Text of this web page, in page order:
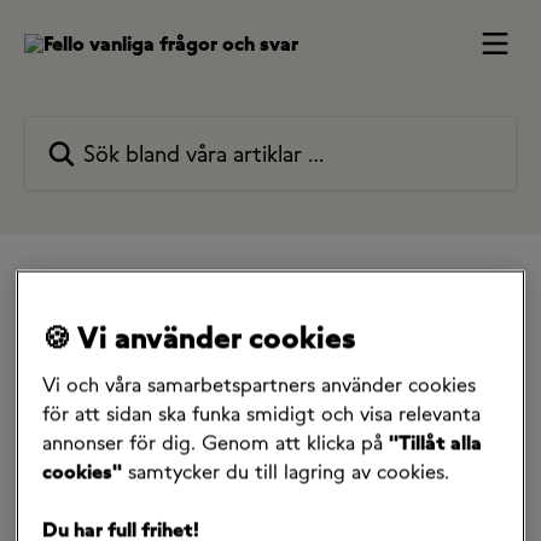
Har fello en fullmakt som
man kan använda?
5 maj 2025
Absolut, om du vill lämna en fullmakt till någon som
🍪 Vi använder cookies
Vi och våra samarbetspartners använder cookies
för att sidan ska funka smidigt och visa relevanta
annonser för dig. Genom att klicka på"Tillåt alla
cookies" samtycker du till lagring av cookies.
Du har full frihet!